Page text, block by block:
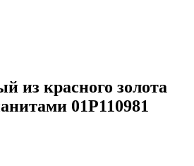
из красного золота
01Р110981